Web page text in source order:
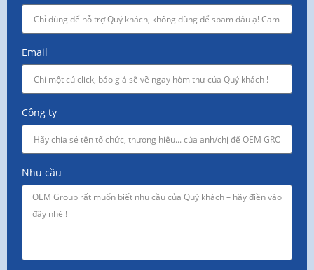
Email
Công ty
Nhu cầu